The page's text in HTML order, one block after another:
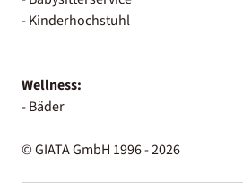
- Kinderhochstuhl
Wellness:
- Bäder
© GIATA GmbH 1996 - 2026